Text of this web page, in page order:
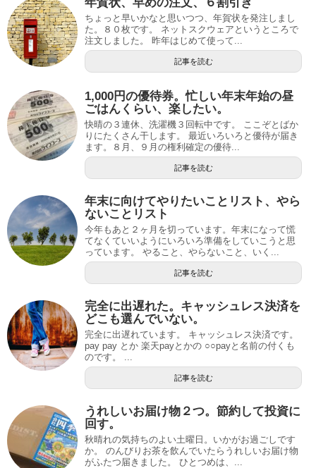
ちょっと早いかなと思いつつ、年賀状を発注しまし
た。８０枚です。 ネットスクウェアというところで
注文しました。 昨年はじめて使って...
記事を読む
1,000円の優待券。忙しい年末年始の昼
ごはんくらい、楽したい。
快晴の３連休、洗濯機３回転中です。 ここぞとばか
りにたくさん干します。 最近いろいろと優待が届き
ます。８月、９月の権利確定の優待...
記事を読む
年末に向けてやりたいことリスト、やら
ないことリスト
今年もあと２ヶ月を切っています。年末になって慌
てなくていいようにいろいろ準備をしていこうと思
っています。 やること、やらないこと、いく...
記事を読む
完全に出遅れた。キャッシュレス決済を
どこも選んでいない。
完全に出遅れています。 キャッシュレス決済です。
pay pay とか 楽天payとかの ○○payと名前の付くも
のです。 ...
記事を読む
うれしいお届け物２つ。節約して投資に
回す。
秋晴れの気持ちのよい土曜日。いかがお過ごしです
か。 のんびりお茶を飲んでいたらうれしいお届け物
がふたつ届きました。 ひとつめは、...